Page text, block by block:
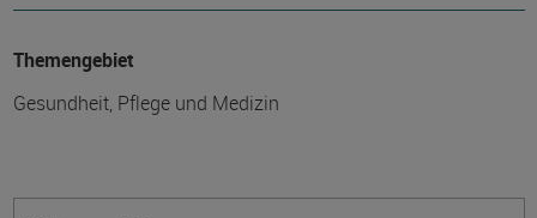
Themengebiet
Gesundheit, Pflege und Medizin